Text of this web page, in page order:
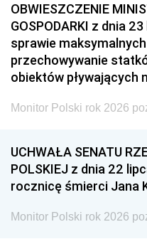
OBWIESZCZENIE
GOSPODARKI z dnia
sprawie
przechowywanie
obiektów pływających
Monitor Polski rok 2026
UCHWAŁA SENATU
POLSKIEJ z dnia 22
rocznicę śmierci Jana
Monitor Polski rok 2026